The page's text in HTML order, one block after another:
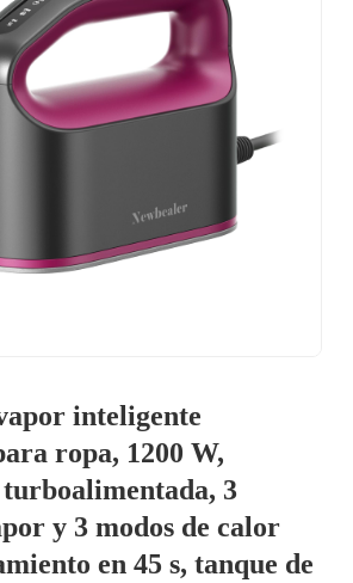
inteligente
ropa, 1200 W,
3
y 3 modos de calor
en 45 s, tanque de